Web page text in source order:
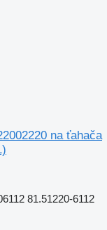
na ťahača
81.51220-6112